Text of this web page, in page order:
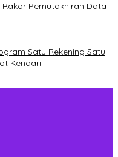
Pemutakhiran Data
Satu Rekening Satu
Kendari